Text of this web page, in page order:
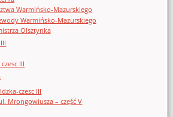
Warmińsko-Mazurskiego
Warmińsko-Mazurskiego
Olsztynka
III
czesc III
Mrongowiusza – część V